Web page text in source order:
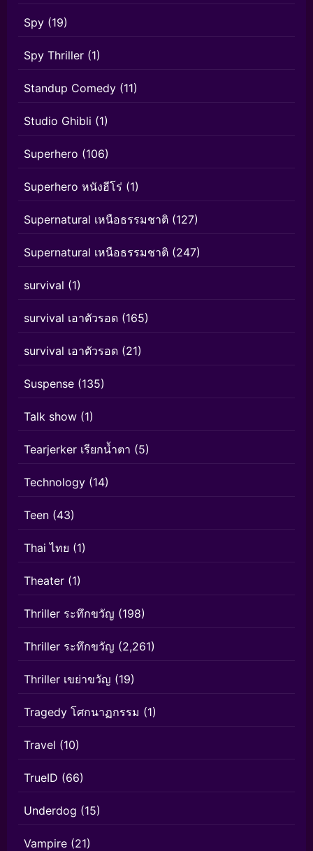
Spy (19)
Spy Thriller (1)
Standup Comedy (11)
Studio Ghibli (1)
Superhero (106)
Superhero หนังฮีโร่ (1)
Supernatural เหนือธรรมชาติ (127)
Supernatural เหนือธรรมชาติ (247)
survival (1)
survival เอาตัวรอด (165)
survival เอาตัวรอด (21)
Suspense (135)
Talk show (1)
Tearjerker เรียกน้ำตา (5)
Technology (14)
Teen (43)
Thai ไทย (1)
Theater (1)
Thriller ระทึกขวัญ (198)
Thriller ระทึกขวัญ (2,261)
Thriller เขย่าขวัญ (19)
Tragedy โศกนาฏกรรม (1)
Travel (10)
TrueID (66)
Underdog (15)
Vampire (21)